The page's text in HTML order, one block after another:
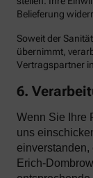
Belieferung
Soweit der
übernimmt,
Vertragspartner
6.
Wenn Sie Ihre
uns
einverstanden,
Erich-